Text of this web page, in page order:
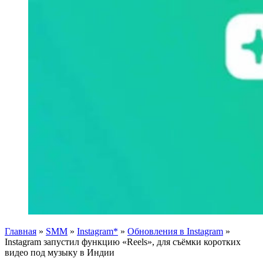
Главная » SMM » Instagram* » Обновления в Instagram »
Instagram запустил функцию «Reels», для съёмки коротких
видео под музыку в Индии